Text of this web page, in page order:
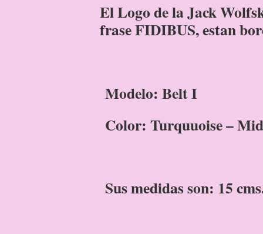
El Logo de la Jack
frase FIDIBUS, estan
Modelo: Belt I
Color: Turquuoise –
Sus medidas son: 15